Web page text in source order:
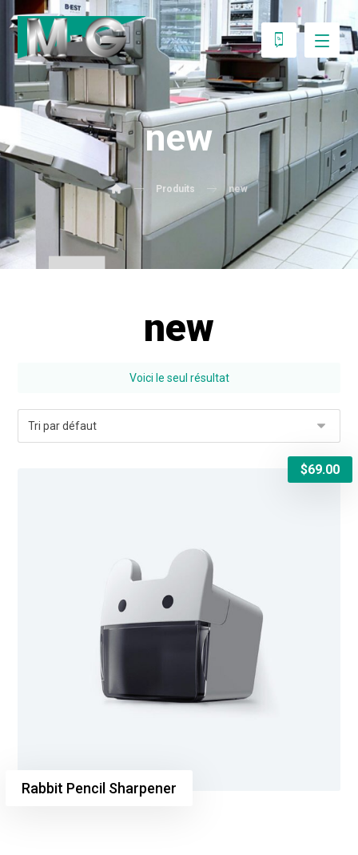
new
Produits new
new
Voici le seul résultat
Rabbit Pencil Sharpener
$69.00